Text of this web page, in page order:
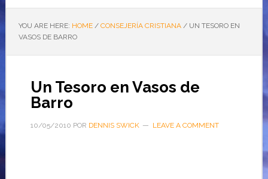
YOU ARE HERE: HOME / CONSEJERÍA CRISTIANA /UN TESORO EN
VASOS DE BARRO
Un Tesoro en Vasos de
Barro
10/05/2010 POR DENNIS SWICK LEAVE A COMMENT